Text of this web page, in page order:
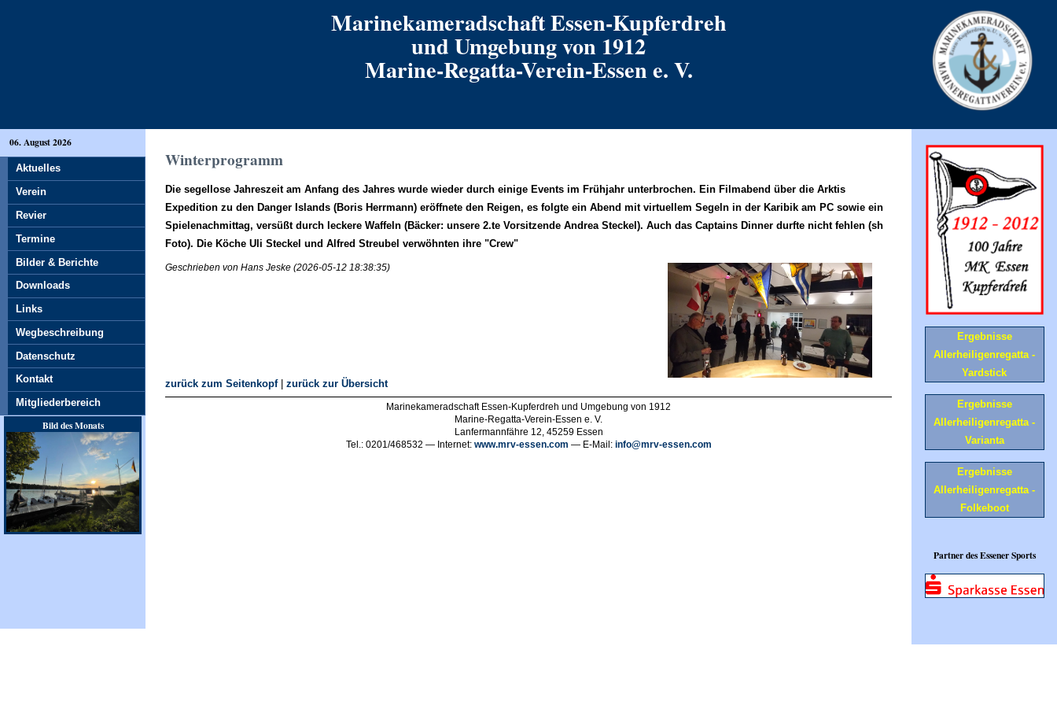
Marinekameradschaft Essen-Kupferdreh
und Umgebung von 1912
Marine-Regatta-Verein-Essen e. V.
Winterprogramm
Die segellose Jahreszeit am Anfang des Jahres wurde wieder durch einige Events im Frühjahr unterbrochen. Ein Filmabend über die Arktis
Expedition zu den Danger Islands (Boris Herrmann) eröffnete den Reigen, es folgte ein Abend mit virtuellem Segeln in der Karibik am PC sowie ein
Spielenachmittag, versüßt durch leckere Waffeln (Bäcker: unsere 2.te Vorsitzende Andrea Steckel). Auch das Captains Dinner durfte nicht fehlen (sh
Foto). Die Köche Uli Steckel und Alfred Streubel verwöhnten ihre "Crew"
Geschrieben von Hans Jeske (2026-05-12 18:38:35)
zurück zum Seitenkopf| zurück zur Übersicht
Marinekameradschaft Essen-Kupferdreh und Umgebung von 1912
Marine-Regatta-Verein-Essen e. V.
Lanfermannfähre 12, 45259 Essen
Tel.: 0201/468532 — Internet: www.mrv-essen.com — E-Mail: info@mrv-essen.com
06. August 2026
Aktuelles
Verein
Revier
Termine
Bilder & Berichte
Downloads
Links
Wegbeschreibung
Datenschutz
Kontakt
Mitgliederbereich
Bild des Monats
Ergebnisse
Allerheiligenregatta -
Yardstick
Ergebnisse
Allerheiligenregatta -
Varianta
Ergebnisse
Allerheiligenregatta -
Folkeboot
Partner des Essener Sports